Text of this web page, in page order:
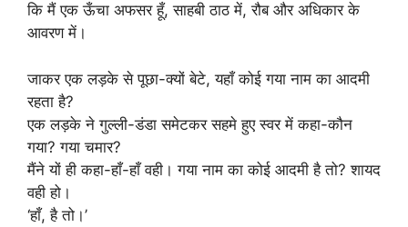
कि मैं एक ऊँचा अफसर हूँ, साहबी ठाठ में, रौब और अधिकार के
आवरण में।
जाकर एक लड़के से पूछा-क्यों बेटे, यहाँ कोई गया नाम का आदमी
रहता है?
एक लड़के ने गुल्ली-डंडा समेटकर सहमे हुए स्वर में कहा-कौन
गया? गया चमार?
मैंने यों ही कहा-हाँ-हाँ वही। गया नाम का कोई आदमी है तो? शायद
वही हो।
‘हाँ, है तो।’